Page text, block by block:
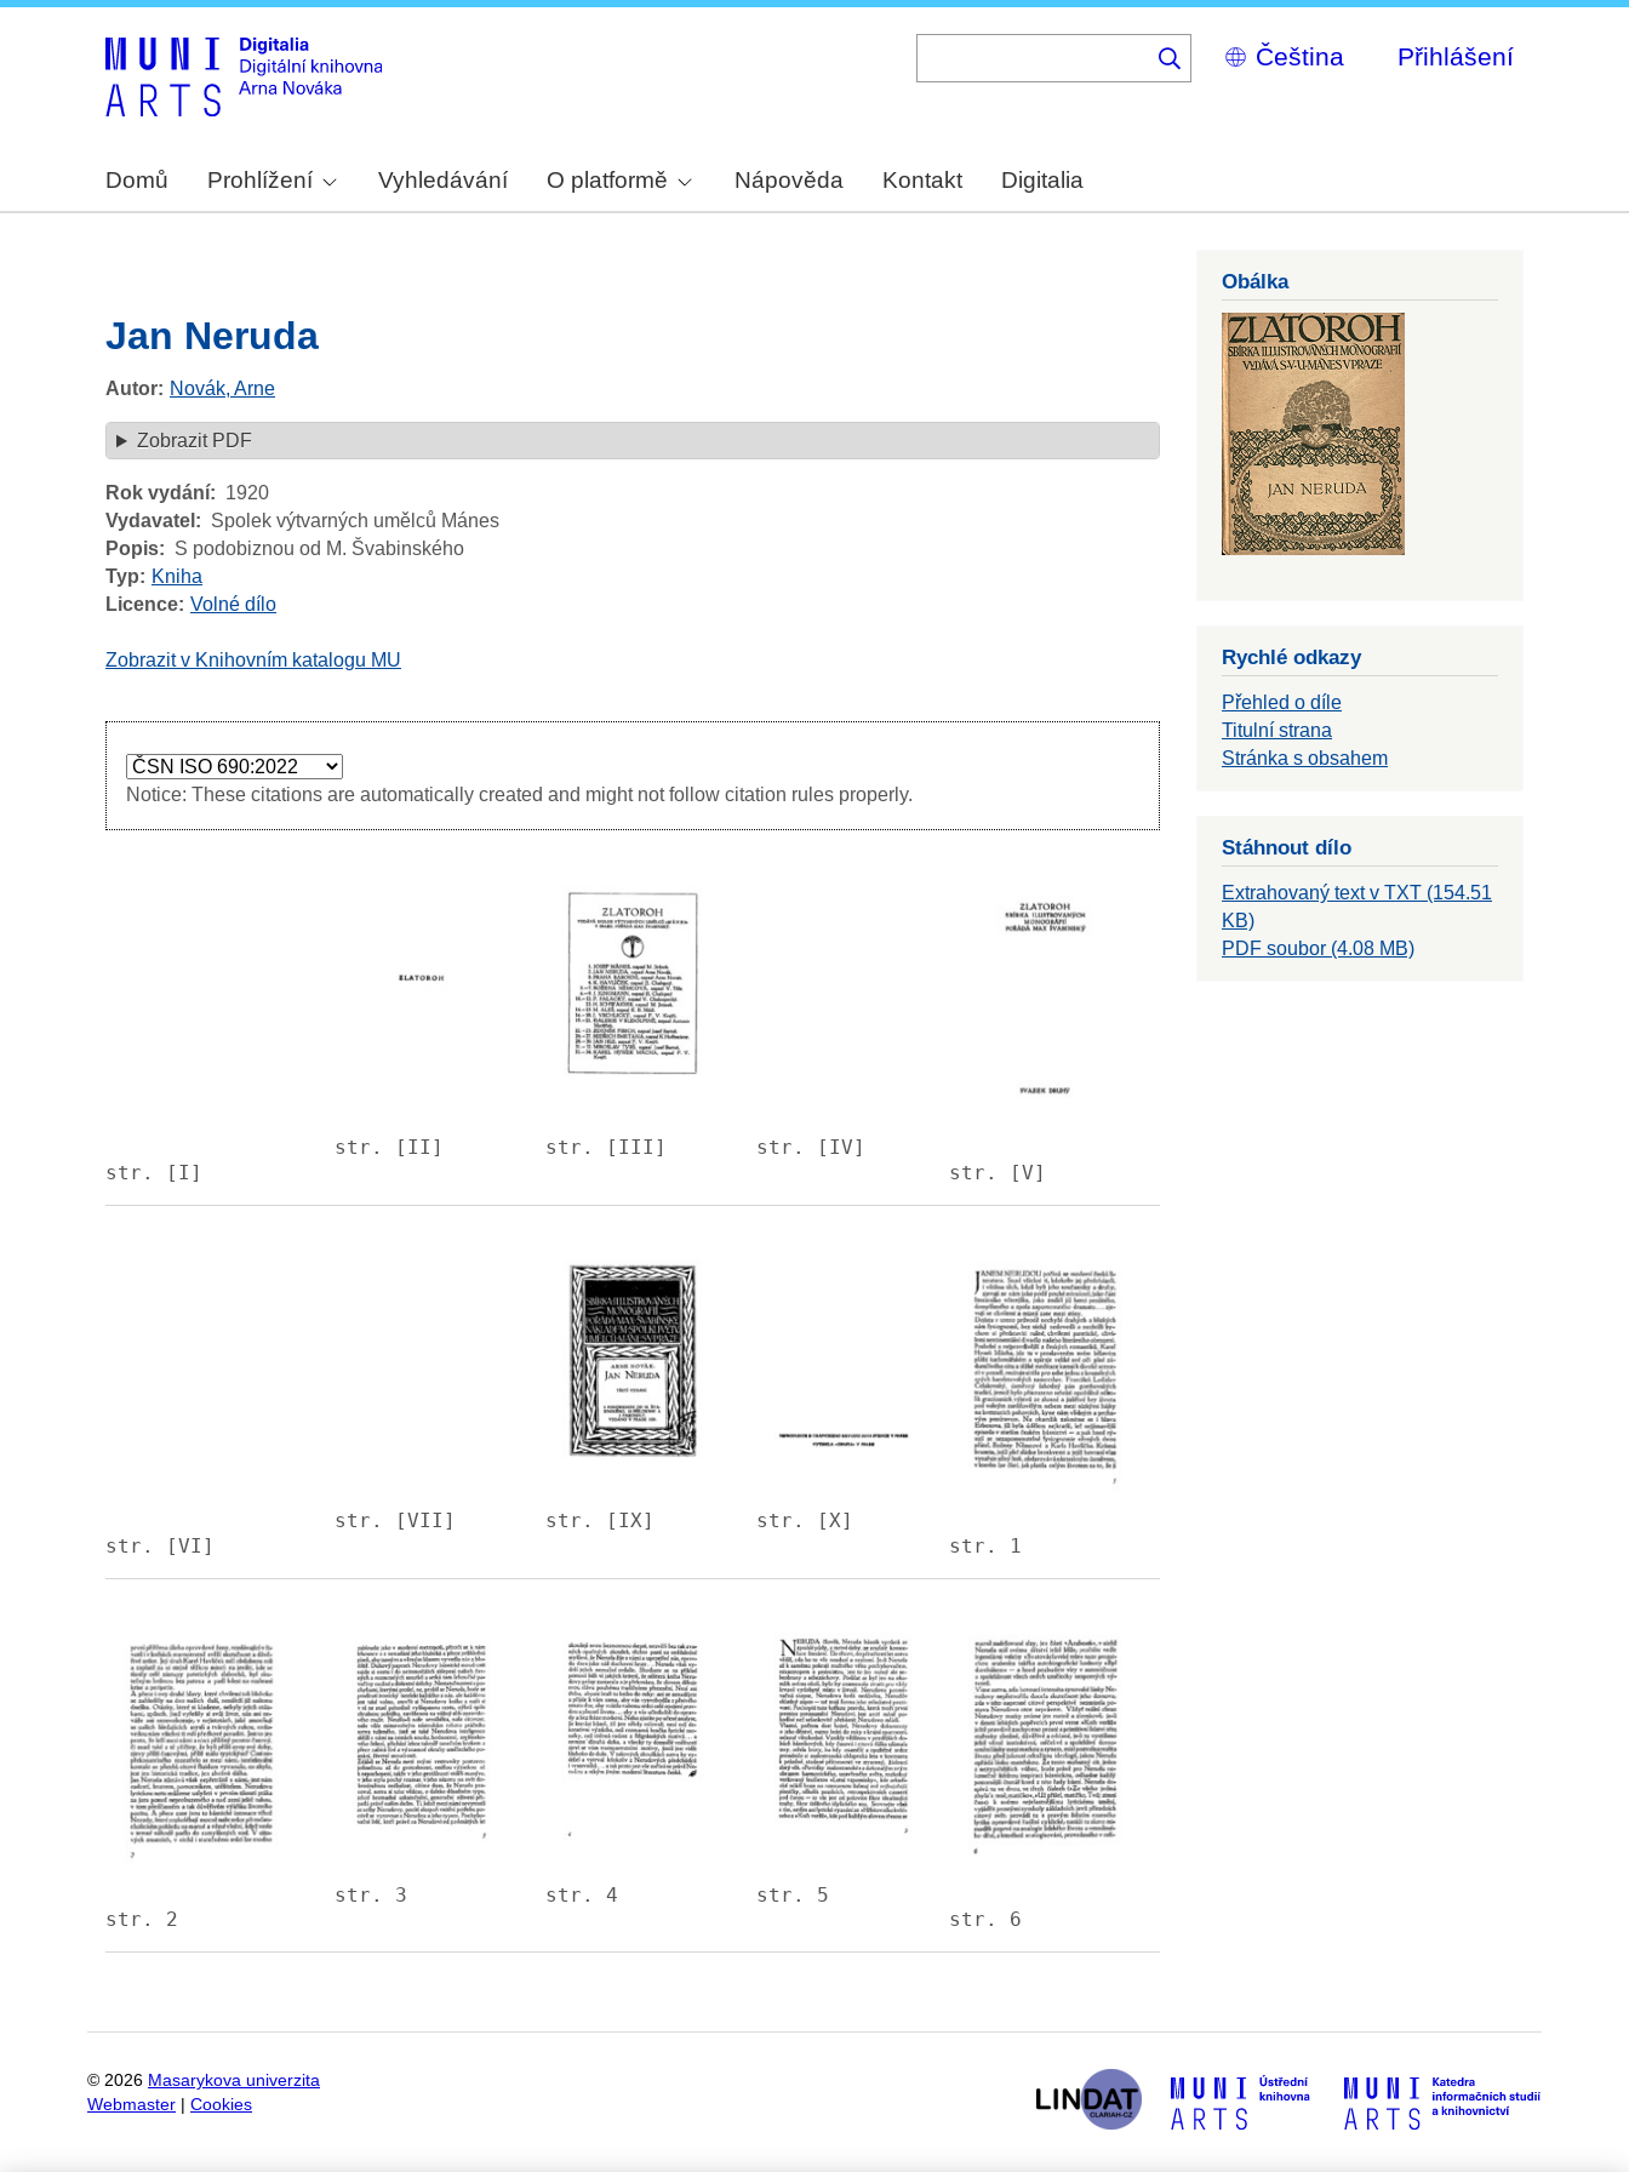
Select
your
Přihlášení
Domů Prohlížení Vyhledávání O platformě Nápověda Kontakt Digitalia
Jan Neruda
Autor Novák, Arne
Zobrazit PDF
Rok vydání
1920
Vydavatel
Spolek výtvarných umělců Mánes
Popis
S podobiznou od M. Švabinského
Typ
Kniha
Licence Volné dílo
Zobrazit v Knihovním katalogu MU
Notice: These citations are automatically created and might not follow citation rules properly.
str. [I]
str. [II] str. [III] str. [IV]
str. [V]
str. [VI]
str. [VII] str. [IX] str. [X]
str. 1
str. 2
str. 3 str. 4 str. 5
str. 6
Obálka
Rychlé odkazy
Přehled o díle
Titulní strana
Stránka s obsahem
Stáhnout dílo
Extrahovaný text v TXT (154.51
KB)
PDF soubor (4.08 MB)
© 2026 Masarykova univerzita
Webmaster
Cookies